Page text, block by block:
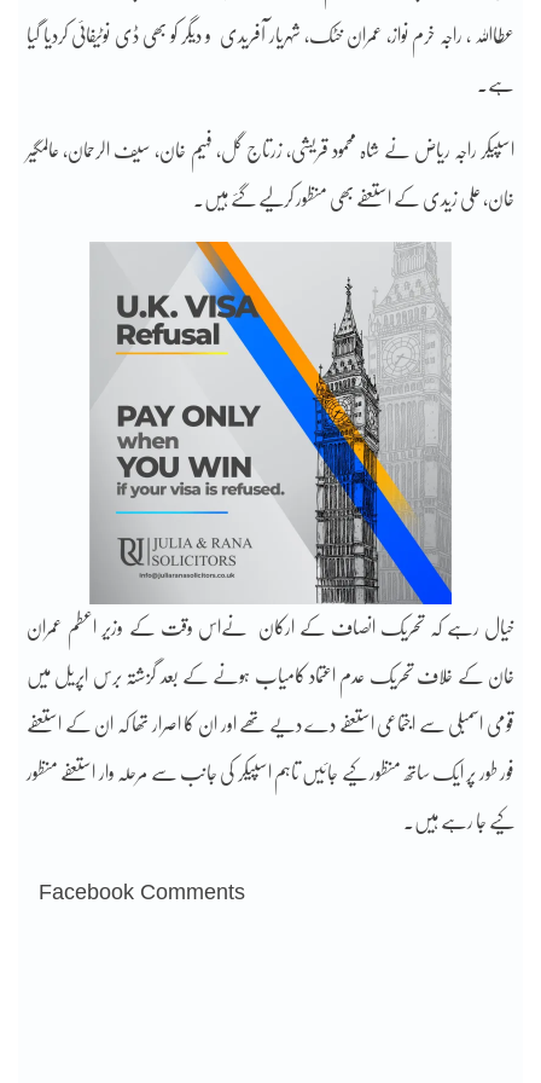
عطااللہ ، راجہ خرم نواز، عمران خٹک، شہریار آفریدی و دیگر کو بھی ڈی نوٹیفائی کردیا گیا
ہے۔
اسپیکر راجہ ریاض نے شاہ محمود قریشی، زرتاج گل، فہیم خان، سیف الرحمان، عالمگیر
خان، علی زیدی کے استعفے بھی منظور کرلیے گئے ہیں۔
خیال رہے کہ تحریک انصاف کے ارکان نےاس وقت کے وزیر اعطم عمران
خان کے خلاف تحریک عدم اعتماد کامیاب ہونے کے بعد گزشتہ برس اپریل میں
قومی اسمبلی سے اجتماعی استعفے دے دیے تھے اور ان کا اصرار تھا کہ ان کے استعفے
فور طور پر ایک ساتھ منظور کیے جائیں تاہم اسپیکر کی جانب سے مرحلہ وار استعفے منظور
کیے جا رہے ہیں۔
Facebook Comments